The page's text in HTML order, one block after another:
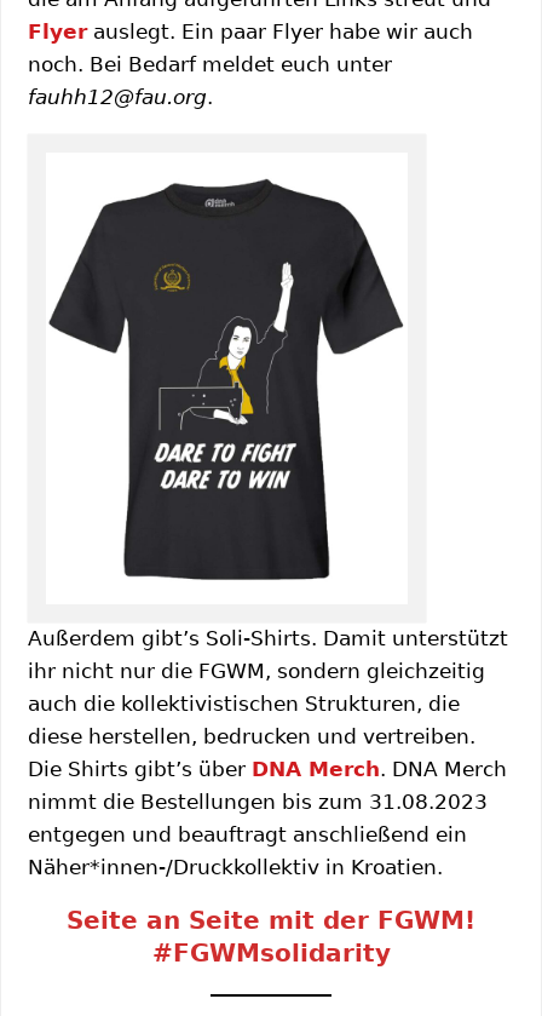
Flyerauslegt. Ein paar Flyer habe wir auch
noch. Bei Bedarf meldet euch unter
fauhh12@fau.org.
Außerdem gibt’s Soli-Shirts. Damit unterstützt
ihr nicht nur die FGWM, sondern gleichzeitig
auch die kollektivistischen Strukturen, die
diese herstellen, bedrucken und vertreiben.
Die Shirts gibt’s über DNA Merch. DNA Merch
nimmt die Bestellungen bis zum 31.08.2023
entgegen und beauftragt anschließend ein
Näher*innen-/Druckkollektiv in Kroatien.
Seite an Seite mit der FGWM!
#FGWMsolidarity